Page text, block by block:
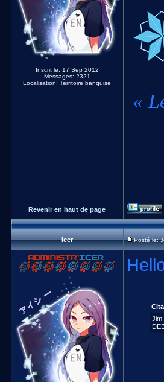
Inscrit le: 17 Sep 2012
Messages: 2321
Localisation: Territoire banquise
«
Revenir en haut de page
Icer Posté le: